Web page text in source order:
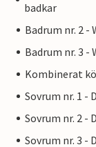
badkar
Badrum nr. 2 -
Badrum nr. 3 -
Kombinerat
Sovrum nr. 1 -
Sovrum nr. 2 -
Sovrum nr. 3 -